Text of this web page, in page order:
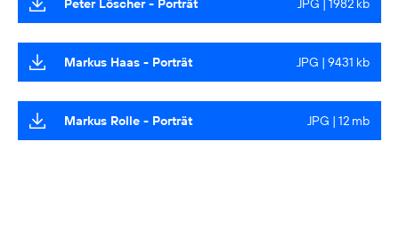
Peter Löscher - Porträt JPG | 1982 kb
Markus Haas - Porträt JPG | 9431 kb
Markus Rolle - Porträt JPG | 12 mb